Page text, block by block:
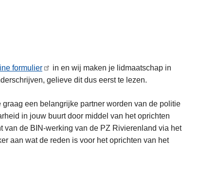
formulier
in en wij maken je lidmaatschap in
gelieve dit dus eerst te lezen.
een belangrijke partner worden van de politie
in jouw buurt door middel van het oprichten
van de BIN-werking van de PZ Rivierenland via het
aan wat de reden is voor het oprichten van het